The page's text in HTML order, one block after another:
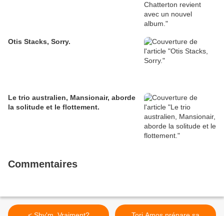
Otis Stacks, Sorry.
Le trio australien, Mansionair, aborde
la solitude et le flottement.
Commentaires